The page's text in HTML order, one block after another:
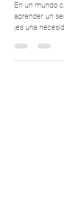
En un mundo
aprender un
¡es una